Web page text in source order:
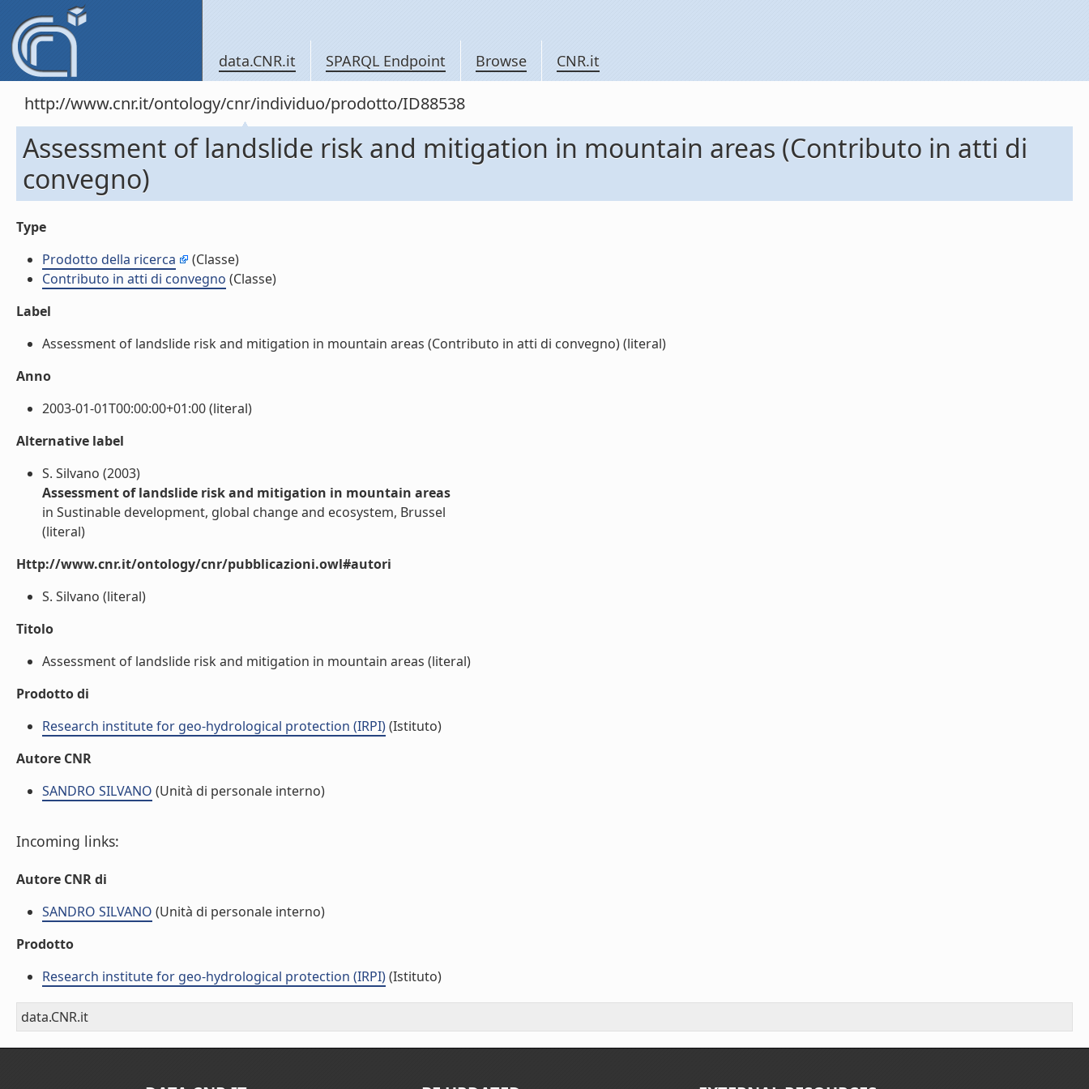
data.CNR.it SPARQL Endpoint Browse CNR.it
http://www.cnr.it/ontology/cnr/individuo/prodotto/ID88538
Assessment of landslide risk and mitigation in mountain areas (Contributo in atti di
convegno)
Type
Prodotto della ricerca
(Classe)
Contributo in atti di convegno (Classe)
Label
Assessment of landslide risk and mitigation in mountain areas (Contributo in atti di convegno) (literal)
Anno
2003-01-01T00:00:00+01:00 (literal)
Alternative label
S. Silvano (2003)
Assessment of landslide risk and mitigation in mountain areas
in Sustinable development, global change and ecosystem, Brussel
(literal)
Http://www.cnr.it/ontology/cnr/pubblicazioni.owl#autori
S. Silvano (literal)
Titolo
Assessment of landslide risk and mitigation in mountain areas (literal)
Prodotto di
Research institute for geo-hydrological protection (IRPI)(Istituto)
Autore CNR
SANDRO SILVANO (Unità di personale interno)
Incoming links:
Autore CNR di
SANDRO SILVANO (Unità di personale interno)
Prodotto
Research institute for geo-hydrological protection (IRPI)(Istituto)
data.CNR.it